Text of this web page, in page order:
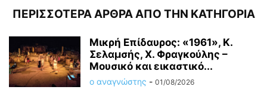
ΠΕΡΙΣΣΟΤΕΡΑ ΑΡΘΡΑ ΑΠΟ ΤΗΝ ΚΑΤΗΓΟΡΙΑ
Μικρή Επίδαυρος: «1961», Κ.
Σελαμσής, Χ. Φραγκούλης –
Μουσικό και εικαστικό...
ο αναγνώστης - 01/08/2026